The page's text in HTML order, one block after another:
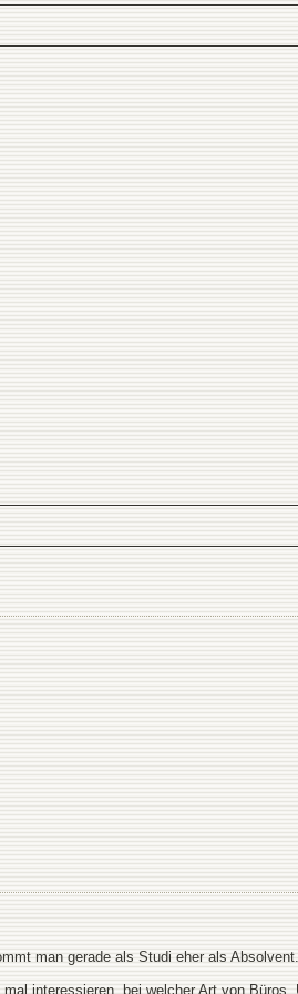
man gerade als Studi eher als Absolvent.
interessieren, bei welcher Art von